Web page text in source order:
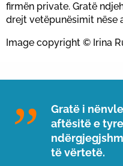
firmën private. Gratë
drejt vetëpunësimit nëse
Image copyright ©️ Irina
Gratë i
aftësitë e
të vërtetë.